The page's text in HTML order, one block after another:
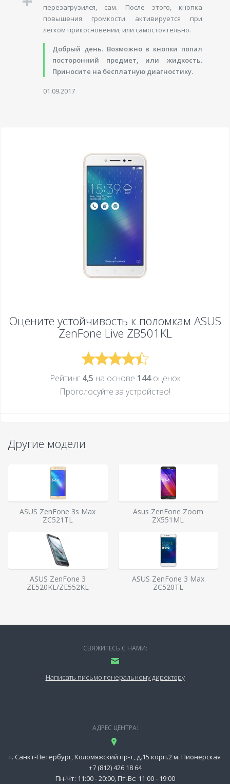
перезагрузился, сам. После этого, кнопка
повышения громкости активируется при
легком прикосновении, или самостоятельно.
Добрый день. Возможно в кнопки попал
посторонний предмет, или жидкость.
Приносите на бесплатную диагностику.
01.09.2017
Оцените устойчивость к поломкам ASUS
ZenFone Live ZB501KL
Рейтинг 4,5 на основе 144оценок
Проголосуйте за устройcтво!
Другие модели
ASUS ZenFone 3s Max
ZC521TL
Asus ZenFone Zoom
ZX551ML
ASUS ZenFone 3
ZE520KL/ZE552KL
ASUS ZenFone 3 Max
‏ZC520TL
СВЯЖИТЕСЬ С НАМИ:
Написать письмо генеральному директору
АДРЕС ЦЕНТРА:
г. Санкт-Петербург, Коломяжский пр-т, д.15 корп.2 м. Пионерская
+7 (812) 426 18 64
Пн-Чт: 11:00 - 20:00, Пт-Вс: 11:00 - 19:00